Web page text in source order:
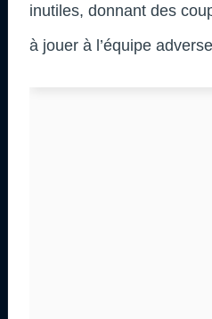
inutiles, donnant des
à jouer à l’équipe